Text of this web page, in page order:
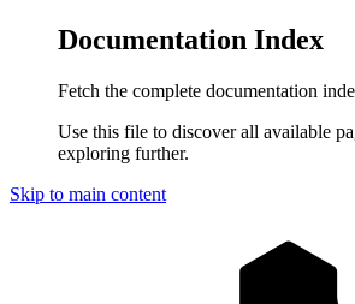
Documentation Index
Fetch the complete documentation
Use this file to discover all available
exploring further.
Skip to main content